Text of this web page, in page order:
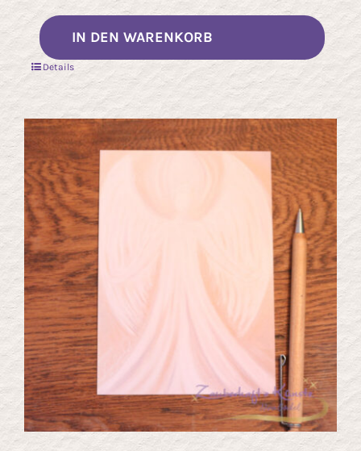
IN DEN WARENKORB
Details